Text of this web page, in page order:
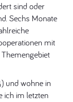
sind oder
Sechs Monate
mit
und wohne in
ich im letzten